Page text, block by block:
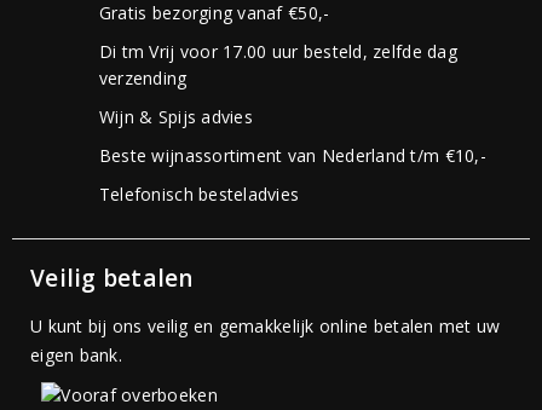
Gratis bezorging vanaf €50,-
Di tm Vrij voor 17.00 uur besteld, zelfde dag
verzending
Wijn & Spijs advies
Beste wijnassortiment van Nederland t/m €10,-
Telefonisch besteladvies
Veilig betalen
U kunt bij ons veilig en gemakkelijk online betalen met uw
eigen bank.